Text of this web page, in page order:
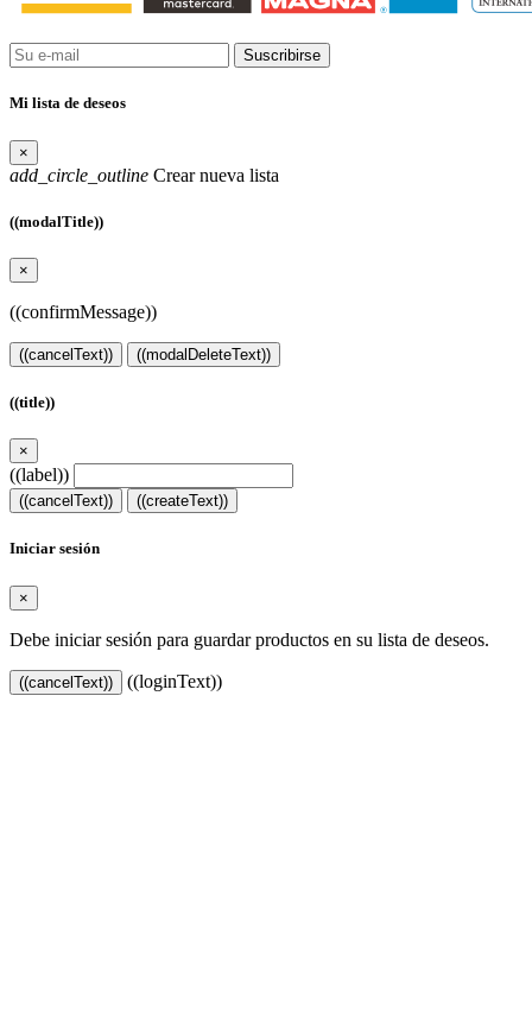
Suscribirse
Mi lista de deseos
×
add_circle_outline Crear nueva lista
((modalTitle))
×
((confirmMessage))
((cancelText)) ((modalDeleteText))
((title))
×
((label))
((cancelText)) ((createText))
Iniciar sesión
×
Debe iniciar sesión para guardar productos en su lista de deseos.
((cancelText)) ((loginText))